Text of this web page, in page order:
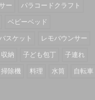
ー
パラコードクラフト
ベビーベッド
スケット
レモバウンサー
収納 子ども包丁
子連れ
掃除機 料理 水筒
自転車